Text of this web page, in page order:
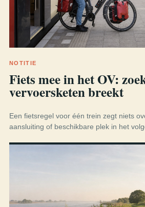
NOTITIE
Fiets mee in het OV:
vervoersketen breekt
Een fietsregel voor één trein zegt niets
aansluiting of beschikbare plek in het